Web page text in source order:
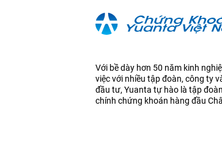
Với bề dày hơn 50 năm kinh
việc với nhiều tập đoàn, công ty
đầu tư, Yuanta tự hào là tập
chính chứng khoán hàng đầu